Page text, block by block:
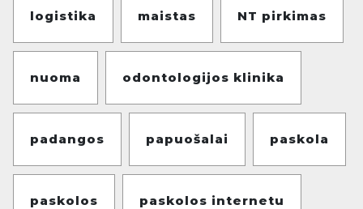
logistika maistas NT pirkimas
nuoma odontologijos klinika
padangos papuošalai paskola
paskolos paskolos internetu